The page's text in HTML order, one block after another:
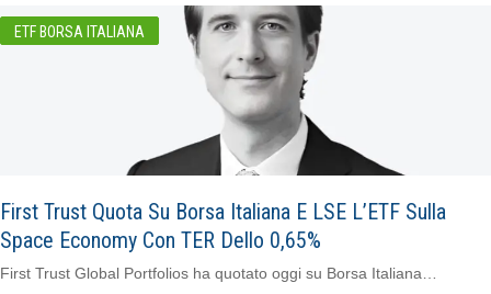
ETF BORSA ITALIANA
First Trust Quota Su Borsa Italiana E LSE L’ETF Sulla
Space Economy Con TER Dello 0,65%
First Trust Global Portfolios ha quotato oggi su Borsa Italiana…